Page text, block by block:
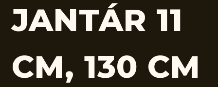
JANTÁR 11
CM, 130 CM